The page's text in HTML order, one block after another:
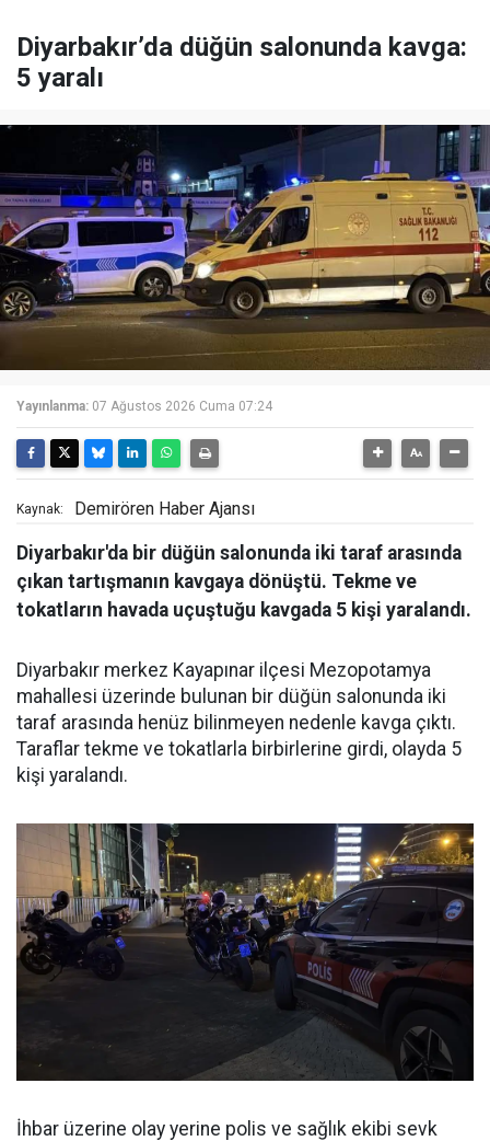
Diyarbakır’da düğün salonunda kavga:
5 yaralı
Yayınlanma: 07 Ağustos 2026 Cuma 07:24
Kaynak: Demirören Haber Ajansı
Diyarbakır'da bir düğün salonunda iki taraf arasında
çıkan tartışmanın kavgaya dönüştü. Tekme ve
tokatların havada uçuştuğu kavgada 5 kişi yaralandı.
Diyarbakır merkez Kayapınar ilçesi Mezopotamya
mahallesi üzerinde bulunan bir düğün salonunda iki
taraf arasında henüz bilinmeyen nedenle kavga çıktı.
Taraflar tekme ve tokatlarla birbirlerine girdi, olayda 5
kişi yaralandı.
İhbar üzerine olay yerine polis ve sağlık ekibi sevk